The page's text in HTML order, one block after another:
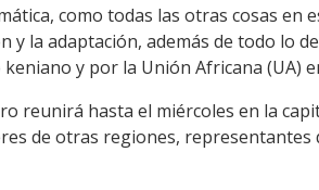
como todas las otras cosas en
la adaptación, además de todo lo
y por la Unión Africana (UA)
reunirá hasta el miércoles en la
de otras regiones,